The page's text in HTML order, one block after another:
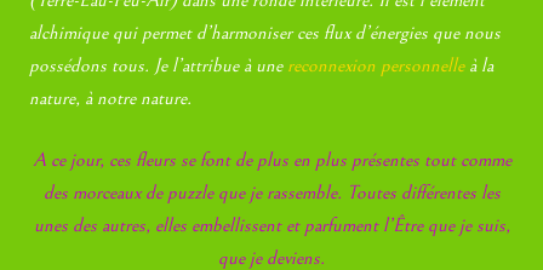
alchimique qui permet d’harmoniser ces flux d’énergies que nous
possédons tous. Je l’attribue à une reconnexion personnelleà la
nature, à notre nature.
A ce jour, ces fleurs se font de plus en plus présentes tout comme
des morceaux de puzzle que je rassemble. Toutes différentes les
unes des autres, elles embellissent et parfument l’Être que je suis,
que je deviens.